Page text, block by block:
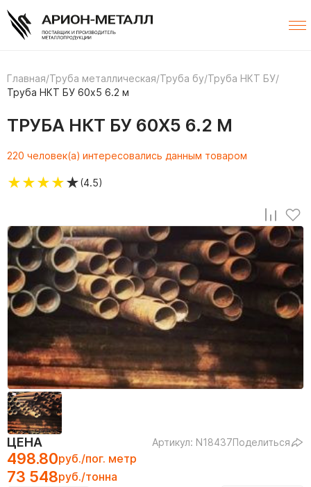
Главная/Труба металлическая/Труба бу/Труба НКТ БУ/
Труба НКТ БУ 60х5 6.2 м
ТРУБА НКТ БУ 60Х5 6.2 М
220 человек(а) интересовались данным товаром
★★★★★(4.5)
ЦЕНА Артикул: N18437Поделиться
498.80руб./пог. метр
73 548руб./тонна